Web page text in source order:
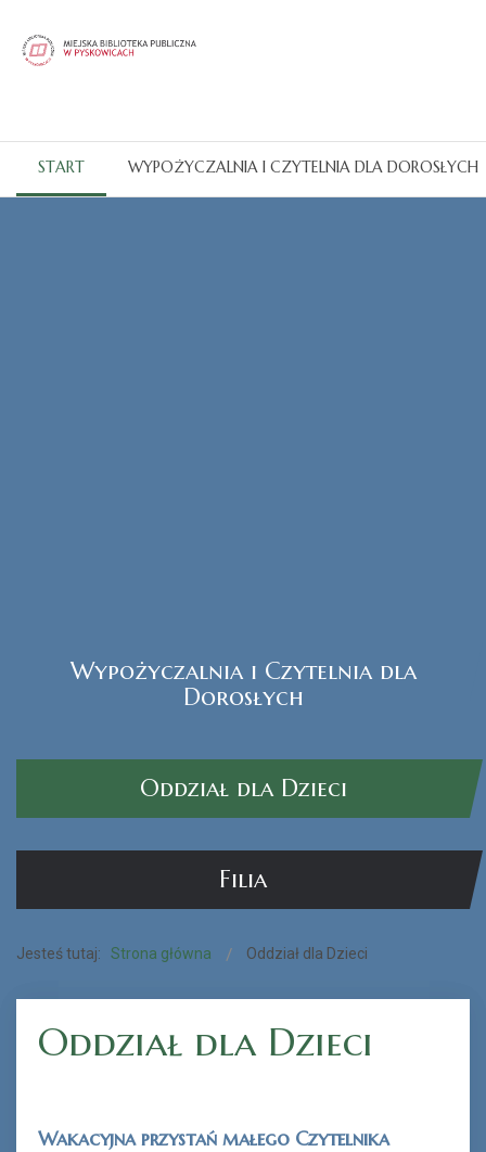
START WYPOŻYCZALNIA I CZYTELNIA DLA DOROSŁYCH
Czytak Plus
„Książka na telefon”
Wypożyczalnia i Czytelnia dla
Dorosłych
Oddział dla Dzieci
Filia
Jesteś tutaj: Strona główna Oddział dla Dzieci
Oddział dla Dzieci
Wakacyjna przystań małego Czytelnika